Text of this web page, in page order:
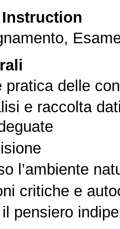
pratica delle
e raccolta
l’ambiente
critiche e
pensiero